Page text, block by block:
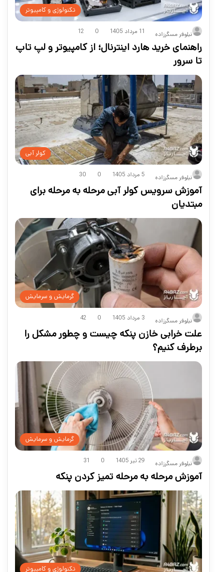
تکنولوژی و کامپیوتر
نیلوفر مسگرزاده 11 مرداد 1405 0
12
راهنمای خرید هارد اینترنال؛ از کامپیوتر و لپ تاپ
تا سرور
کولر آبی
نیلوفر مسگرزاده 5 مرداد 1405 0
30
آموزش سرویس کولر آبی مرحله به مرحله برای
مبتدیان
گرمایش و سرمایش
نیلوفر مسگرزاده 3 مرداد 1405 0
42
علت خرابی خازن پنکه چیست و چطور مشکل را
برطرف کنیم؟
گرمایش و سرمایش
نیلوفر مسگرزاده 29 تیر 1405 0
31
آموزش مرحله به مرحله تمیز کردن پنکه
تکنولوژی و کامپیوتر